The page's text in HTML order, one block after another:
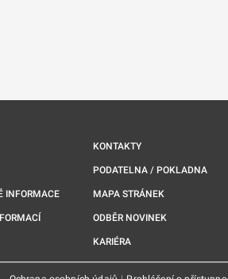
INFORMACE
KONTAKTY
PODATELNA / POKLADNA
MAPA STRÁNEK
ODBĚR NOVINEK
KARIÉRA